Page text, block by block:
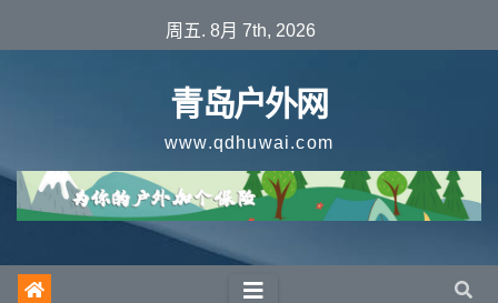
至
周五. 8月 7th, 2026
青岛户外网
www.qdhuwai.com